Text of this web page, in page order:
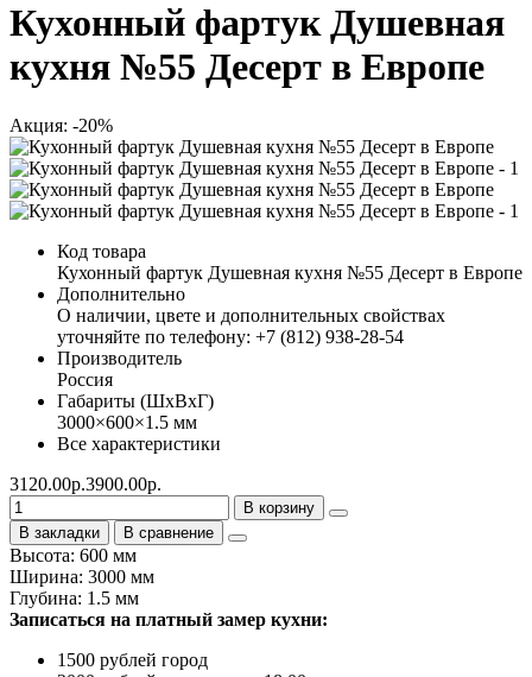
Кухонный фартук Душевная
кухня №55 Десерт в Европе
Акция: -20%
Код товара
Кухонный фартук Душевная кухня №55 Десерт в Европе
Дополнительно
О наличии, цвете и дополнительных свойствах
уточняйте по телефону: +7 (812) 938-28-54
Производитель
Россия
Габариты (ШхВхГ)
3000×600×1.5 мм
Все характеристики
3120.00р.3900.00р.
В корзину
В закладки
В сравнение
Высота: 600 мм
Ширина: 3000 мм
Глубина: 1.5 мм
Записаться на платный замер кухни:
1500 рублей город